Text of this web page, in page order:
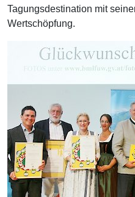
Tagungsdestination mit
Wertschöpfung.